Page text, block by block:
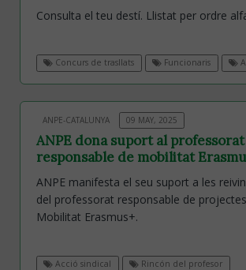
Consulta el teu destí. Llistat per ordre
Concurs de trasllats Funcionaris
ANPE-CATALUNYA 09 MAY, 2025
ANPE dona suport al professorat
responsable de mobilitat
ANPE manifesta el seu suport a les
del professorat responsable de
Mobilitat Erasmus+.
Acció sindical Rincón del profesor